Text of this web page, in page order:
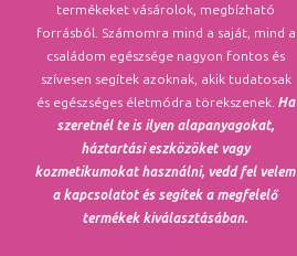
termékeket vásárolok, megbízható
forrásból. Számomra mind a saját, mind a
családom egészsége nagyon fontos és
szívesen segítek azoknak, akik tudatosak
és egészséges életmódra törekszenek. Ha
szeretnél te is ilyen alapanyagokat,
háztartási eszközöket vagy
kozmetikumokat használni, vedd fel velem
a kapcsolatot és segítek a megfelelő
termékek kiválasztásában.